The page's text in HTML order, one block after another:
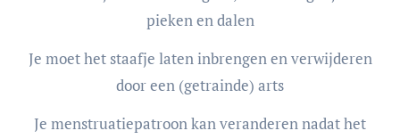
pieken en dalen
Je moet het staafje laten inbrengen en verwijderen
door een (getrainde) arts
Je menstruatiepatroon kan veranderen nadat het